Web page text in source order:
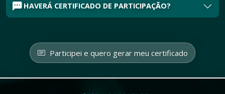
HAVERÁ CERTIFICADO DE PARTICIPAÇÃO?
Participei e quero gerar meu certificado